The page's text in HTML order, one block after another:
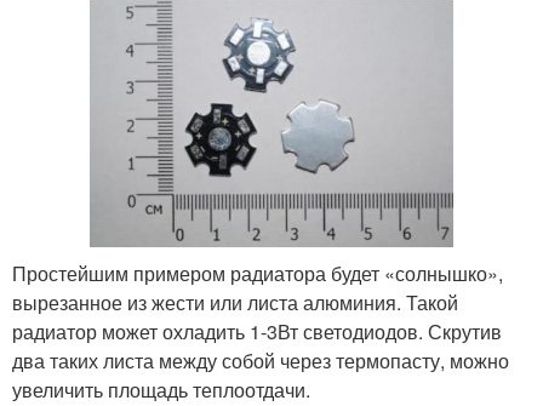
Простейшим примером радиатора будет «солнышко»,
вырезанное из жести или листа алюминия. Такой
радиатор может охладить 1-3Вт светодиодов. Скрутив
два таких листа между собой через термопасту, можно
увеличить площадь теплоотдачи.